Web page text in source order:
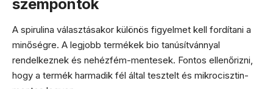
szempontok
A spirulina választásakor különös figyelmet kell fordítani a
minőségre. A legjobb termékek bio tanúsítvánnyal
rendelkeznek és nehézfém-mentesek. Fontos ellenőrizni,
hogy a termék harmadik fél által tesztelt és mikrocisztin-